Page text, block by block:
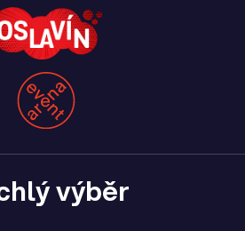
výběr